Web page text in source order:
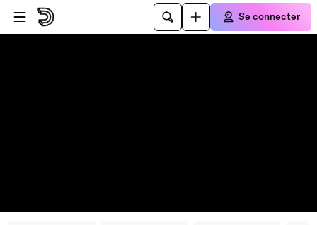
Passer au player
Passer au contenu principal
Se connecter